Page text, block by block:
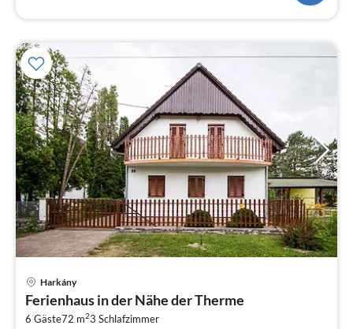
Harkány
Ferienhaus in der Nähe der Therme
6 Gäste72 m23 Schlafzimmer